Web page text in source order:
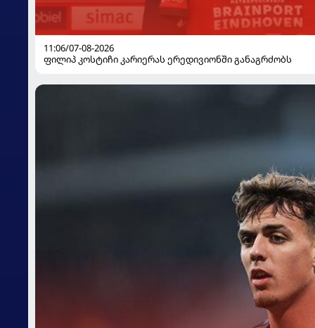
11:06/07-08-2026
ფილიპ კოსტიჩი კარიერას ერედივიონში განაგრძობს